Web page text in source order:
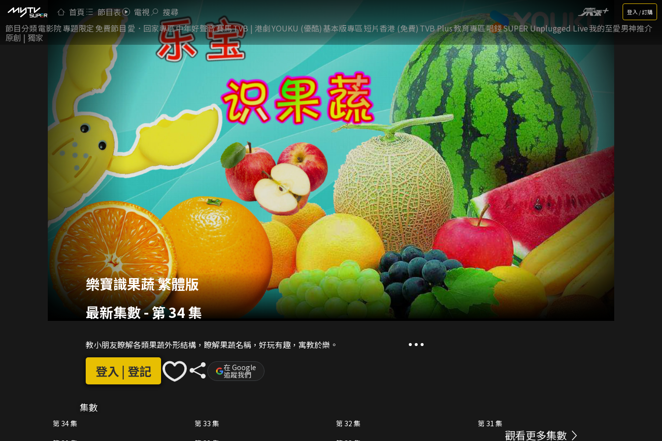
首頁 節目表 電視 搜尋 登入 / 訂購
節目分類電影院專題限定 免費節目 愛．回家專區中年好聲音賽馬TVB | 港劇YOUKU (優酷)基本版專區短片香港 (免費)TVB Plus教育專區唱錢SUPER Unplugged Live我的至愛男神推介
原創 | 獨家
樂寶識果蔬 繁體版
最新集數-第 34 集
教小朋友瞭解各類果蔬外形結構，瞭解果蔬名稱，好玩有趣，寓教於樂。
登入 | 登記 在 Google
追蹤我們
集數
第 34 集 第 33 集 第 32 集
第 31 集
觀看更多集數